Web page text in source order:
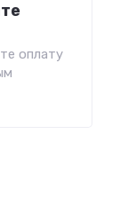
оплату